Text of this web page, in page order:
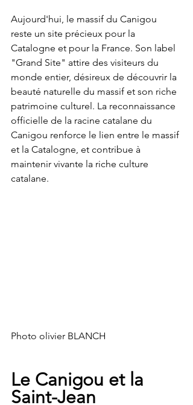
Aujourd'hui, le massif du Canigou
reste un site précieux pour la
Catalogne et pour la France. Son label
"Grand Site" attire des visiteurs du
monde entier, désireux de découvrir la
beauté naturelle du massif et son riche
patrimoine culturel. La reconnaissance
officielle de la racine catalane du
Canigou renforce le lien entre le massif
et la Catalogne, et contribue à
maintenir vivante la riche culture
catalane.
Photo olivier BLANCH
Le Canigou et la
Saint-Jean